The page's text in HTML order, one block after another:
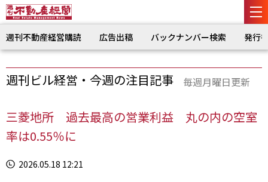
週刊不動産経営購読 広告出稿 バックナンバー検索 発行
週刊ビル経営・今週の注目記事 毎週月曜日更新
三菱地所 過去最高の営業利益 丸の内の空室
率は0.55％に
2026.05.18 12:21